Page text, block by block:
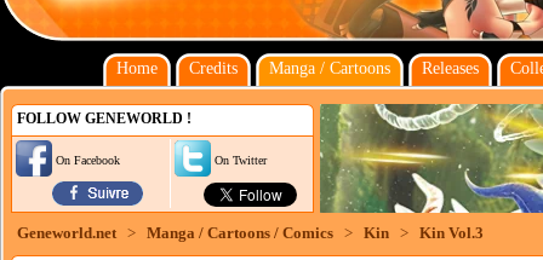
Home Credits Manga / Cartoons Releases
FOLLOW GENEWORLD !
On Facebook On Twitter
Geneworld.net > Manga / Cartoons / Comics > Kin > Kin Vol.3